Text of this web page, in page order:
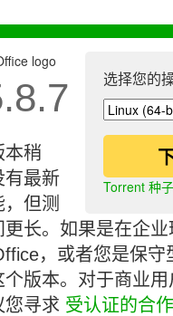
选择您的
Torrent 种子
本稍
有最新
但测
更长。如果是在企
，或者您是保守
个版本。对于商业用
您寻求 受认证的合